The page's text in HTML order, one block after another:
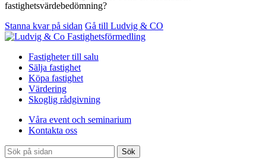
fastighetsvärdebedömning?
Stanna kvar på sidan Gå till Ludvig & CO
Fastigheter till salu
Sälja fastighet
Köpa fastighet
Värdering
Skoglig rådgivning
Våra event och seminarium
Kontakta oss
Sök